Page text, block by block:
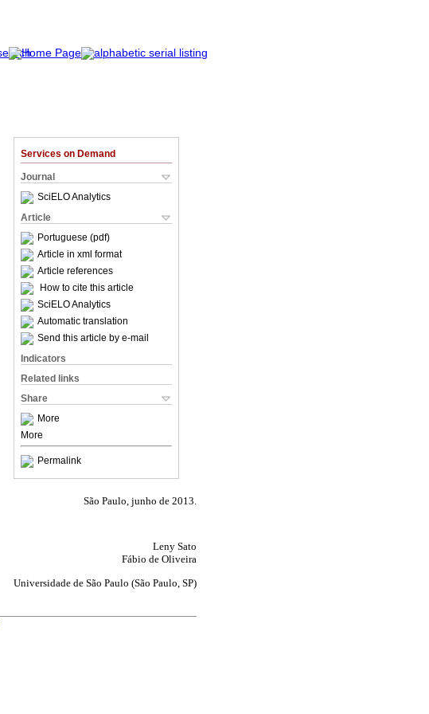
Services on Demand
Journal
SciELO Analytics
Article
Portuguese (pdf)
Article in xml format
Article references
How to cite this article
SciELO Analytics
Automatic translation
Send this article by e-mail
Indicators
Related links
Share
More
More
Permalink
São Paulo, junho de 2013.
Leny Sato
Fábio de Oliveira
Universidade de São Paulo (São Paulo, SP)